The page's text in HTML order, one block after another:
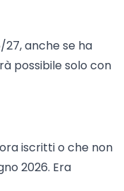
anche se ha
possibile solo con
iscritti o che non
2026. Era